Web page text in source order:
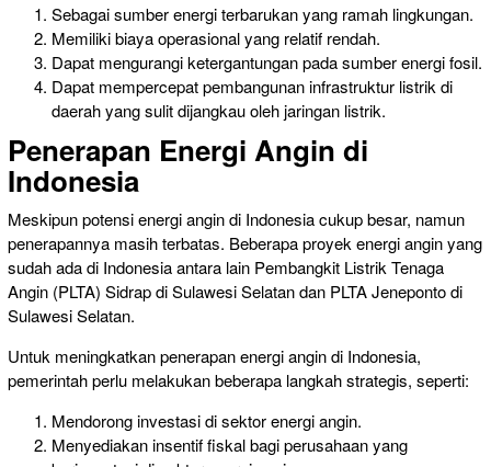
Sebagai sumber energi terbarukanyang ramah lingkungan.
Memiliki biaya operasional yang relatif rendah.
Dapat mengurangi ketergantungan padasumber energifosil.
Dapat mempercepat pembangunan infrastruktur listrik di
daerah yangsulit dijangkau oleh jaringan listrik.
Penerapan Energi Angin di
Indonesia
Meskipun potensi energi angin di Indonesia cukup besar, namun
penerapannya masih terbatas. Beberapa proyek energi angin yang
sudah ada di Indonesia antara lain Pembangkit Listrik Tenaga
Angin (PLTA) Sidrap di Sulawesi Selatan dan PLTA Jeneponto di
Sulawesi Selatan.
Untuk meningkatkan penerapan energi angin di Indonesia,
pemerintah perlu melakukan beberapa langkah strategis, seperti:
Mendorong investasi di sektor energi angin.
Menyediakan insentif fiskal bagi perusahaan yang